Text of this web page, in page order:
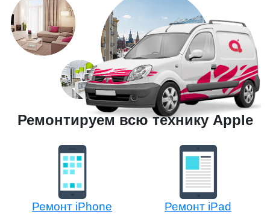
Ремонтируем всю технику Apple
Ремонт iPhone Ремонт iPad